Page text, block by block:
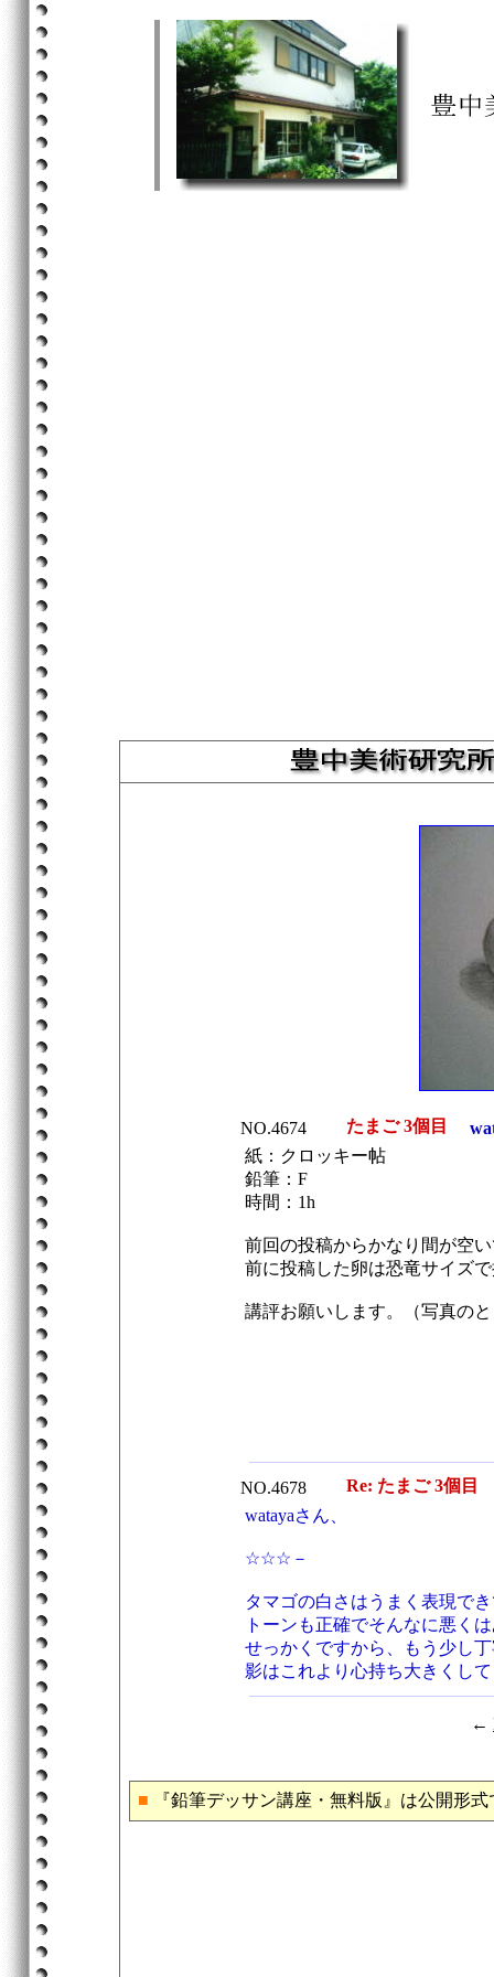
NO.4674 たまご 3個目
紙：クロッキー帖
鉛筆：F
時間：1h
前回の投稿からかなり間が空
前に投稿した卵は恐竜サイズ
講評お願いします。（写真の
NO.4678 Re: たまご 3個目
watayaさん、
☆☆☆－
タマゴの白さはうまく表現で
トーンも正確でそんなに悪く
せっかくですから、もう少し
影はこれより心持ち大きくし
←
■ 『鉛筆デッサン講座・無料版』は公開形